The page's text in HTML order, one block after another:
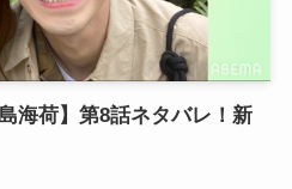
海荷】第8話ネタバレ！新